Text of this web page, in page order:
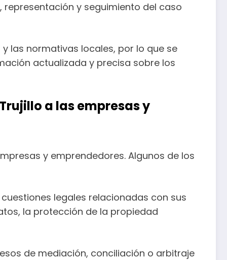
y seguimiento del caso
las normativas locales, por lo que se
actualizada y precisa sobre los
a las empresas y
y emprendedores. Algunos de los
legales relacionadas con sus
la protección de la propiedad
de mediación, conciliación o arbitraje